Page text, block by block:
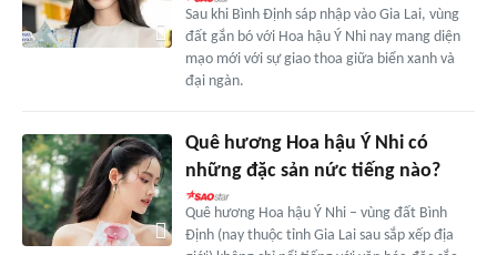
Sau khi Bình Định sáp nhập vào Gia Lai, vùng
đất gắn bó với Hoa hậu Ý Nhi nay mang diện
mạo mới với sự giao thoa giữa biển xanh và
đại ngàn.
Quê hương Hoa hậu Ý Nhi có
những đặc sản nức tiếng nào?
Quê hương Hoa hậu Ý Nhi – vùng đất Bình
Định (nay thuộc tỉnh Gia Lai sau sắp xếp địa